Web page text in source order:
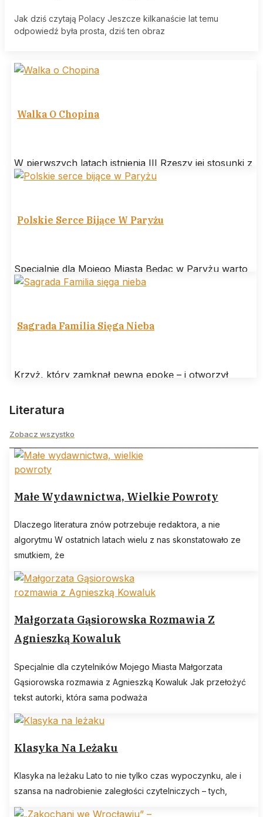
Jak dziś czytają Polacy Jeszcze kilkanaście lat temu
odpowiedź była prosta, dziś ten obraz
Walka O Chopina
W pierwszych latach istnienia III Rzeszy jej stosunki z
Polską są w miarę poprawne, co objawia się głównie
Polskie Serce Bijące W Paryżu
Specjalnie dla Mojego Miasta Będąc w Paryżu warto
odwiedzić Bibliotekę Polską na wyspie świętego
Sagrada Familia Sięga Nieba
Krzyż, który zamknął pewną epokę – i otworzył
nazwać architektonicznym „amen” po
Literatura
Zobacz wszystko
Małe Wydawnictwa, Wielkie Powroty
Dlaczego literatura znów potrzebuje redaktora, a nie
algorytmu W ostatnich latach wielu z nas skonstatowało ze
smutkiem, że
Małgorzata Gąsiorowska Rozmawia Z
Agnieszką Kowaluk
Specjalnie dla czytelników Mojego Miasta Małgorzata
Gąsiorowska rozmawia z Agnieszką Kowaluk Jak przełożyć
tekst autorki, która sama podważa
Klasyka Na Leżaku
Klasyka na leżaku Lato to nie tylko czas wypoczynku, ale i
szansa na nadrobienie zaległości czytelniczych – tych,